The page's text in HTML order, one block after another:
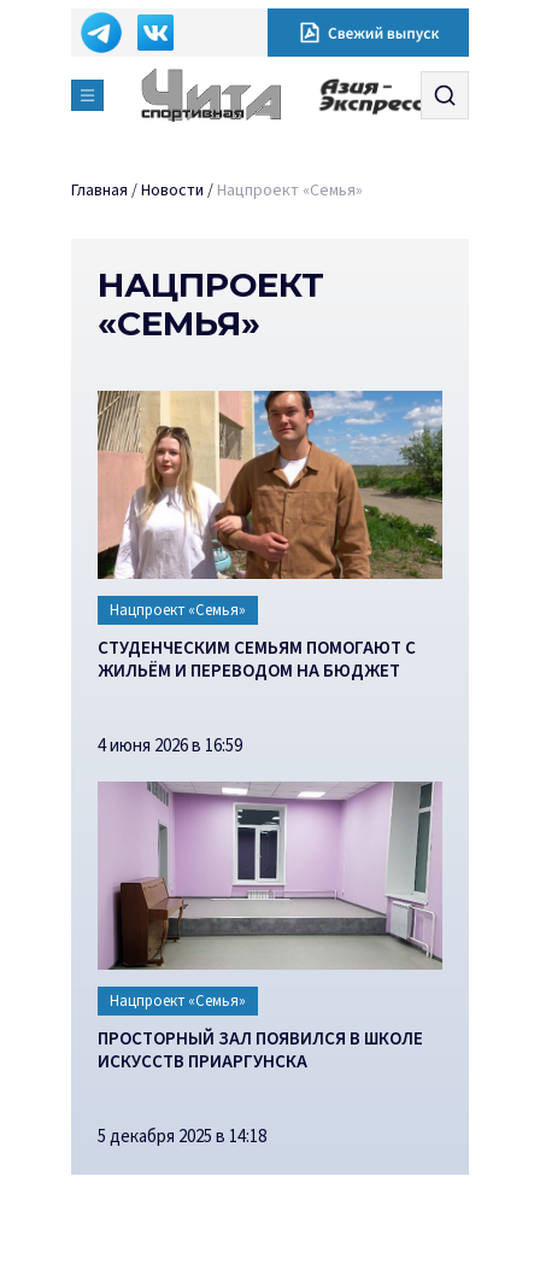
Главная /Новости / Нацпроект «Семья»
НАЦПРОЕКТ
«СЕМЬЯ»
Нацпроект «Семья»
СТУДЕНЧЕСКИМ СЕМЬЯМ ПОМОГАЮТ С
ЖИЛЬЁМ И ПЕРЕВОДОМ НА БЮДЖЕТ
4 июня 2026 в 16:59
Нацпроект «Семья»
ПРОСТОРНЫЙ ЗАЛ ПОЯВИЛСЯ В ШКОЛЕ
ИСКУССТВ ПРИАРГУНСКА
5 декабря 2025 в 14:18